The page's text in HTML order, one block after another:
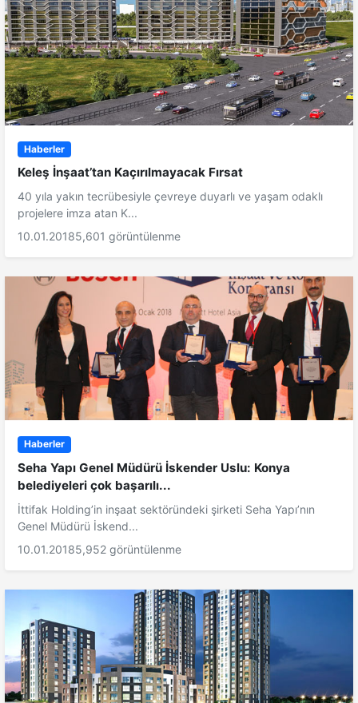
Haberler
Keleş İnşaat’tan Kaçırılmayacak Fırsat
40 yıla yakın tecrübesiyle çevreye duyarlı ve yaşam odaklı
projelere imza atan K...
10.01.20185,601 görüntülenme
Haberler
Seha Yapı Genel Müdürü İskender Uslu: Konya
belediyeleri çok başarılı...
İttifak Holding’in inşaat sektöründeki şirketi Seha Yapı’nın
Genel Müdürü İskend...
10.01.20185,952 görüntülenme